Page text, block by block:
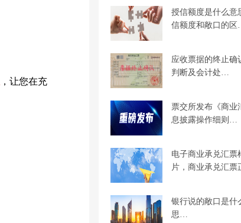
，让您在充
授信额度是什么意
信额度和敞口的
应收票据的终止确
判断及会计处…
票交所发布《商业
息披露操作细则…
电子商业承兑汇票
片，商业承兑汇
银行说的敞口是什
思…